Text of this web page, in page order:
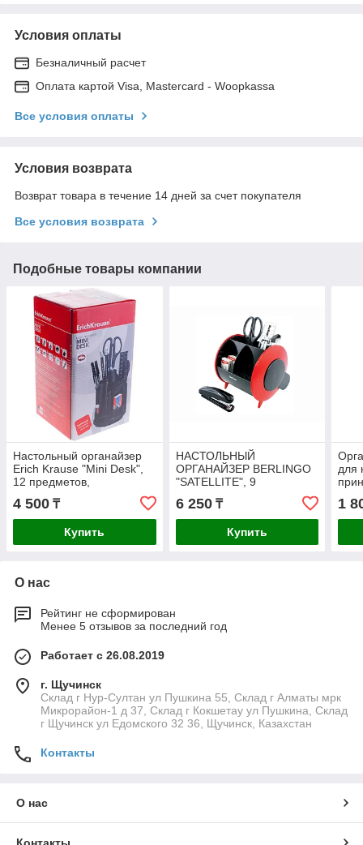
Условия оплаты
Безналичный расчет
Оплата картой Visa, Mastercard - Woopkassa
Все условия оплаты
Условия возврата
Возврат товара в течение 14 дней за счет покупателя
Все условия возврата
Подобные товары компании
Настольный органайзер
Erich Krause "Mini Desk",
12 предметов,
вращающийся, черный
4 500 ₸
Купить
НАСТОЛЬНЫЙ
ОРГАНАЙЗЕР BERLINGO
"SATELLITE", 9
ПРЕДМЕТОВ, ЧЕРНО-
КРАСНЫЙ
6 250₸
Купить
для
1
О нас
Рейтинг не сформирован
Менее 5 отзывов за последний год
Работает с 26.08.2019
г. Щучинск
Склад г Нур-Султан ул Пушкина 55, Склад г Алматы мрк
Микрорайон-1 д 37, Склад г Кокшетау ул Пушкина, Склад
г Щучинск ул Едомского 32 36, Щучинск, Казахстан
Контакты
О нас